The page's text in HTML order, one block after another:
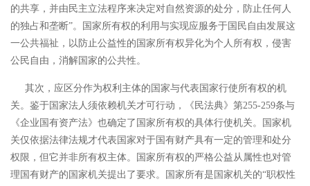
的共享，并由民主立法程序来决定对自然资源的处分，防止任何人
的独占和垄断”。
国家所有权的利用与实现应服务于国民自由发展这
一公共福祉，以防止公益性的国家所有权异化为个人所有权，侵害
公民自由，消解国家的公共性。
其次，应区分作为权利主体的国家与代表国家行使所有权的机
关。鉴于国家法人须依赖机关才可行动，《民法典》第255-259条与
《企业国有资产法》也确定了国家所有权的具体行使机关。国家机
关仅依据法律法规才代表国家对于国有财产具有一定的管理和处分
权限，但它并非所有权主体。国家所有权的严格公益从属性也对管
理国有财产的国家机关提出了要求。国家所有是国家机关的“职权性